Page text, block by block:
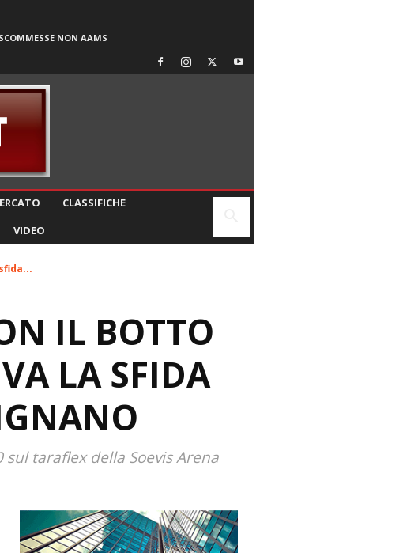
NON AAMS
CLASSIFICHE
VIDEO
IL BOTTO
LA SFIDA
taraflex della Soevis Arena